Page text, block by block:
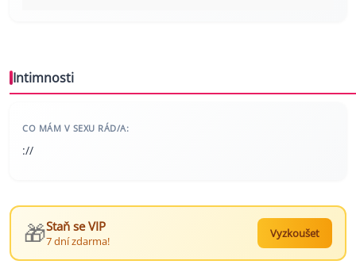
Intimnosti
CO MÁM V SEXU RÁD/A:
://
🎁Staň se VIP
7 dní zdarma!
Vyzkoušet